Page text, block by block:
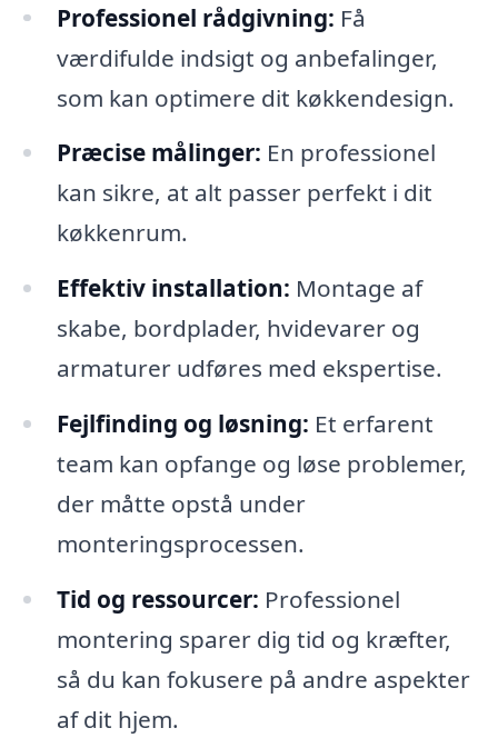
Professionel rådgivning: Få
værdifulde indsigt og anbefalinger,
som kan optimere dit køkkendesign.
Præcise målinger: En professionel
kan sikre, at alt passer perfekt i dit
køkkenrum.
Effektiv installation: Montage af
skabe, bordplader, hvidevarer og
armaturer udføres med ekspertise.
Fejlfinding og løsning: Et erfarent
team kan opfange og løse problemer,
der måtte opstå under
monteringsprocessen.
Tid og ressourcer: Professionel
montering sparer dig tid og kræfter,
så du kan fokusere på andre aspekter
af dit hjem.